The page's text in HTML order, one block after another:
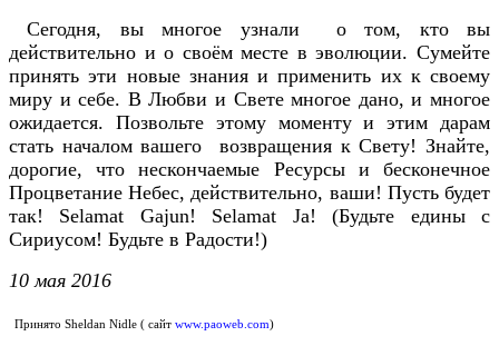
Сегодня, вы многое узнали о том, кто вы
действительно и о своём месте в эволюции. Сумейте
принять эти новые знания и применить их к своему
миру и себе. В Любви и Свете многое дано, и многое
ожидается. Позвольте этому моменту и этим дарам
стать началом вашего возвращения к Свету! Знайте,
дорогие, что нескончаемые Ресурсы и бесконечное
Процветание Небес, действительно, ваши! Пусть будет
так! Selamat Gajun! Selamat Ja! (Будьте едины с
Сириусом! Будьте в Радости!)
10 мая 2016
Принято Sheldan Nidle ( сайт www.paoweb.com)